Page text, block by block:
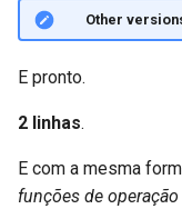
🤓 Other
E pronto.
2 linhas.
E com a mesma
funções de